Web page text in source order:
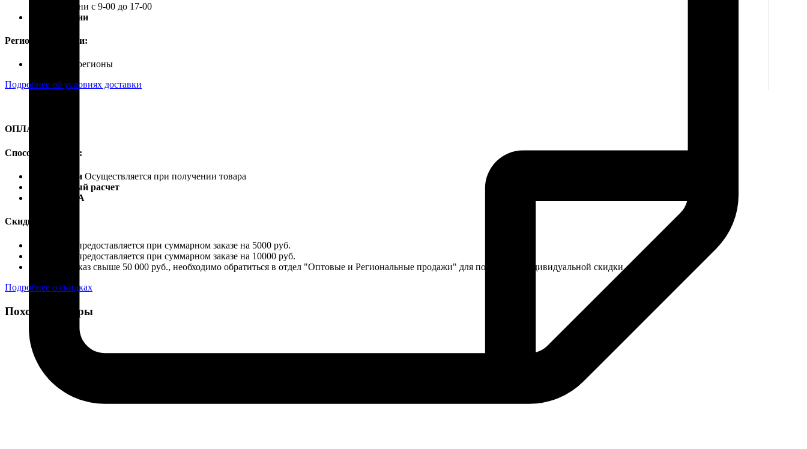
В рабочие дни с 9-00 до 17-00
Почта России
Регионы доставки:
Россия, все регионы
Подробнее об условиях доставки
ОПЛАТА
Способы оплаты:
Наличными Осуществляется при получении товара
Безналичный расчет
Карты VISA
Скидки:
Скидка 4% предоставляется при суммарном заказе на 5000 руб.
Скидка 7% предоставляется при суммарном заказе на 10000 руб.
Если ваш заказ свыше 50 000 руб., необходимо обратиться в отдел "Оптовые и Региональные продажи" для получения индивидуальной скидки.
Подробнее о скидках
Похожие товары